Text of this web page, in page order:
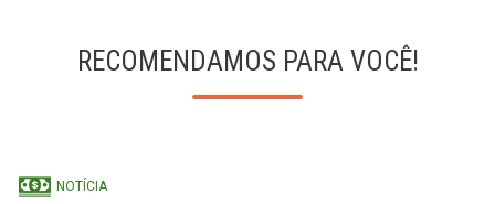
RECOMENDAMOS PARA VOCÊ!
NOTÍCIA